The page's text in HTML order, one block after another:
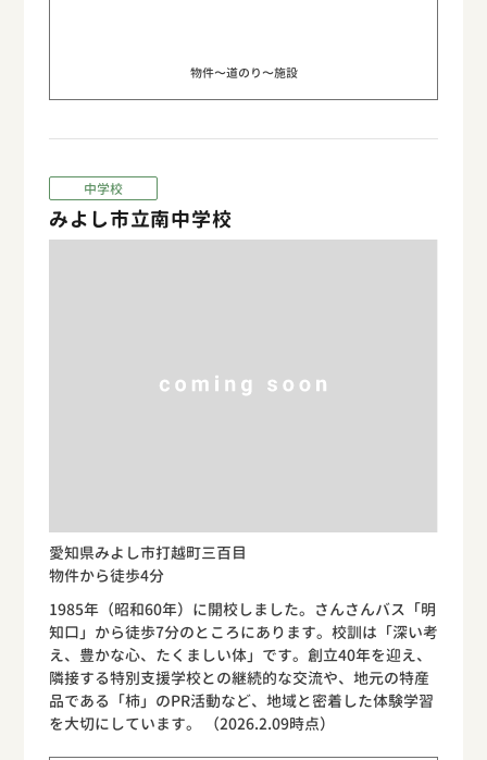
物件〜道のり〜施設
中学校
みよし市立南中学校
愛知県みよし市打越町三百目
物件から徒歩4分
1985年（昭和60年）に開校しました。さんさんバス「明
知口」から徒歩7分のところにあります。校訓は「深い考
え、豊かな心、たくましい体」です。創立40年を迎え、
隣接する特別支援学校との継続的な交流や、地元の特産
品である「柿」のPR活動など、地域と密着した体験学習
を大切にしています。 （2026.2.09時点）